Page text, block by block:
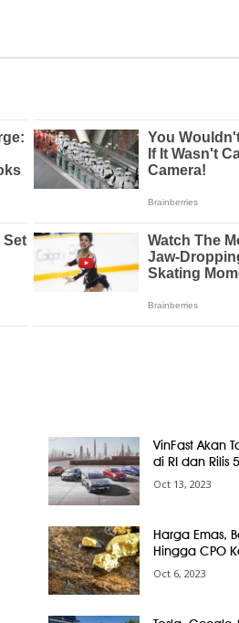
VinFast Akan
di RI dan Rilis
Oct 13, 2023
Harga Emas,
Hingga CPO
Oct 6, 2023